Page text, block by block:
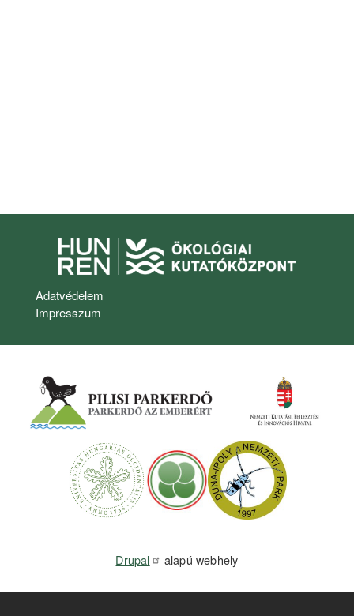
Lábléc
Adatvédelem
Impresszum
Drupal alapú webhely